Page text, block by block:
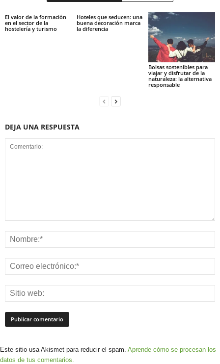
El valor de la formación
en el sector de la
hostelería y turismo
Hoteles que seducen: una
buena decoración marca
la diferencia
Bolsas sostenibles para
viajar y disfrutar de la
naturaleza: la alternativa
responsable
DEJA UNA RESPUESTA
Este sitio usa Akismet para reducir el spam. Aprende cómo se procesan los
datos de tus comentarios.